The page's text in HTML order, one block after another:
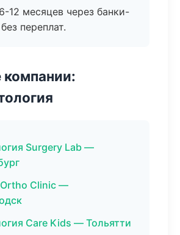
12 месяцев через банки-
переплат.
Surgery Lab —
Clinic —
Care Kids — Тольятти